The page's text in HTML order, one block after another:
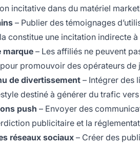
incitative dans du matériel
– Publier des témoignages
constitue une incitation indirecte
marque – Les affiliés ne peuvent
promouvoir des opérateurs de
de divertissement – Intégrer des
destiné à générer du trafic
push – Envoyer des
publicitaire et la
réseaux sociaux – Créer des